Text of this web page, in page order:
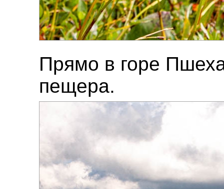
Прямо в горе
пещера.